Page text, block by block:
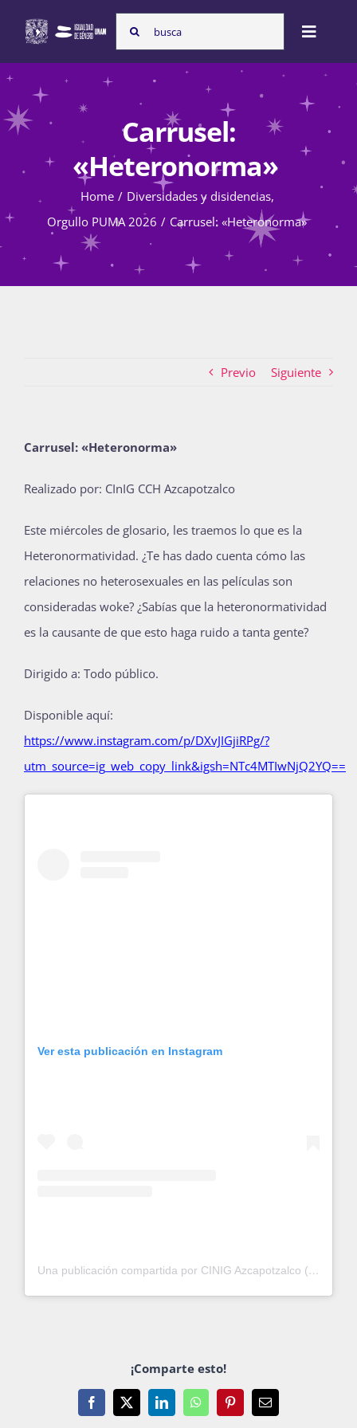
content
Search
for:
Toggle
Nosotras
Programas
Atención de la violencia de género
La Boletina
Blog
Recursos
Súmate
Publicaciones
Carrusel:
«Heteronorma»
Home
Diversidades y disidencias
Orgullo PUMA 2026
Carrusel: «Heteronorma»
Previo Siguiente
Carrusel: «Heteronorma»
Realizado por: CInIG CCH Azcapotzalco
Este miércoles de glosario, les traemos lo que es la
Heteronormatividad. ¿Te has dado cuenta cómo las
relaciones no heterosexuales en las películas son
consideradas woke? ¿Sabías que la heteronormatividad
es la causante de que esto haga ruido a tanta gente?
Dirigido a: Todo público.
Disponible aquí:
https://www.instagram.com/p/DXvJIGjiRPg/?
utm_source=ig_web_copy_link&igsh=NTc4MTIwNjQ2YQ==
Ver esta publicación en Instagram
Una publicación compartida por CINIG Azcapotzalco (@cinig_cchazcapotzalco)
¡Comparte esto!
Facebook
X LinkedInWhatsAppPinterestEmail